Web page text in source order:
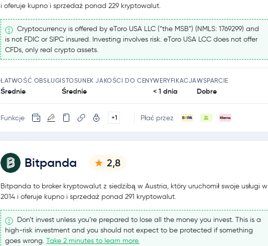
i oferuje kupno i sprzedaż ponad 229 kryptowalut.
Cryptocurrency is offered by eToro USA LLC (“the MSB”) (NMLS: 1769299) and
is not FDIC or SIPC insured. Investing involves risk. eToro USA LCC does not offer
CFDs, only real crypto assets.
ŁATWOŚĆ OBSŁUGI
Średnie
STOSUNEK JAKOŚCI DO CENY
Średnie
WERYFIKACJA
< 1 dnia
WSPARCIE
Dobre
Funkcje +1 Płać przez
Bitpanda 2,8
Bitpanda to broker kryptowalut z siedzibą w Austria, który uruchomił swoje usługi w
2014 i oferuje kupno i sprzedaż ponad 291 kryptowalut.
Don’t invest unless you’re prepared to lose all the money you invest. This is a
high-risk investment and you should not expect to be protected if something
goes wrong. Take 2 minutes to learn more.